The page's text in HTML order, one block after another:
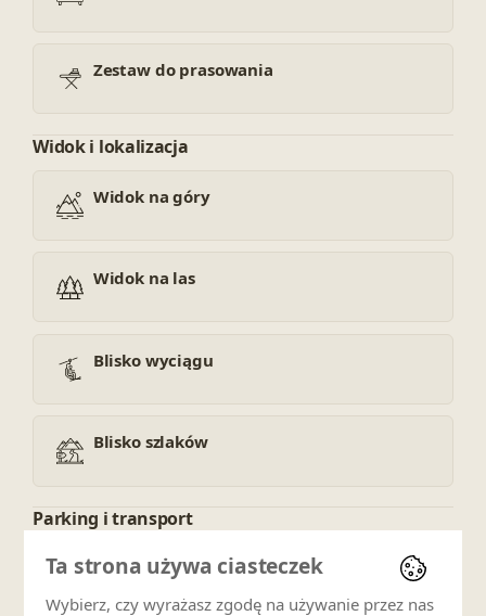
Zestaw do prasowania
Widok i lokalizacja
Widok na góry
Widok na las
Blisko wyciągu
Blisko szlaków
Parking i transport
Parking prywatny
Ta strona używa ciasteczek
Wybierz, czy wyrażasz zgodę na używanie przez nas